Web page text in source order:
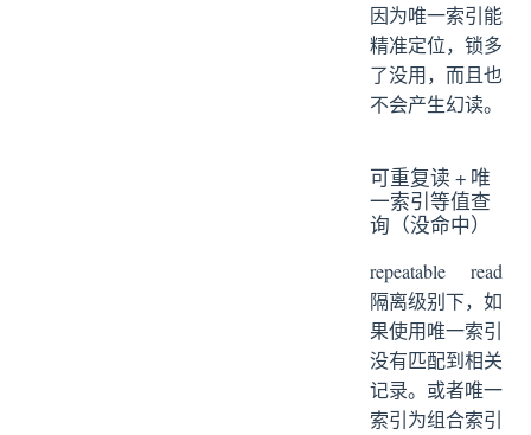
因为唯一索引能
精准定位，锁多
了没用，而且也
不会产生幻读。
可重复读 + 唯
一索引等值查
询（没命中）
repeatable read
隔离级别下，如
果使用唯一索引
没有匹配到相关
记录。或者唯一
索引为组合索引